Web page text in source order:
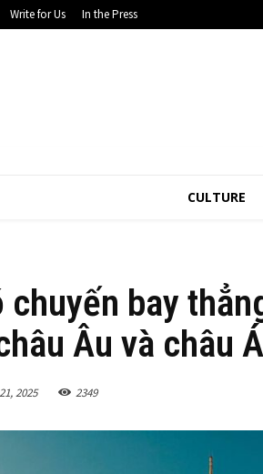
Write for Us In the Press
CULTURE
chuyến bay
Âu và châu Á
2025 2349